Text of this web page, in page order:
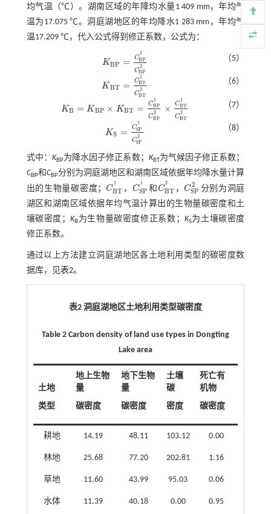
均气温（℃）。湖南区域的年降均水量1 409 mm，年均气
温为17.075 ℃。洞庭湖地区的年均降水1 283 mm，年均气
温17.209 ℃，代入公式得到修正系数，公式为：
KBP = C
1
BP
C
2
BP
KBP= CBP 1CBP
（5）
KBT = C
1
BT
C
2
BT
KBT=CBT 1CBT
（6）
KB = KBP × KBT = C
1
BP
C
2
BP
× C
1
BT
C
2
BT
KB= KB P×KBT =C BP1CB P2 ×CBT 1C BT2
（7）
KS = C
1
SP
C
2
SP
KS= CSP 1CSP
（8）
式中： KBP为降水因子修正系数； KBT为气候因子修正系数；
CBP和CBP分别为洞庭湖地区和湖南区域依据年均降水量计算
出的生物量碳密度；C
1
BT
CBT1 ， C
1
SP
CSP1 和 C
2
BT
CBT2 ，C2
SP
CSP2 分别为洞庭
湖区和湖南区域依据年均气温计算出的生物量碳密度和土
壤碳密度；KB为生物量碳密度修正系数； KS为土壤碳密度
修正系数。
通过以上方法建立洞庭湖地区各土地利用类型的碳密度数
据库，见表2。
表2 洞庭湖地区土地利用类型碳密度
Table 2 Carbon density of land use types in Dongting
Lake area
土地
类型
地上生物
量
碳密度
地下生物
量
碳密度
土壤
碳
密度
死亡有
机物
碳密度
耕地 14.19 48.11 103.12 0.00
林地 25.68 77.20 202.81 1.16
草地 11.60 43.99 95.03 0.06
水体 11.39 40.18 0.00 0.95